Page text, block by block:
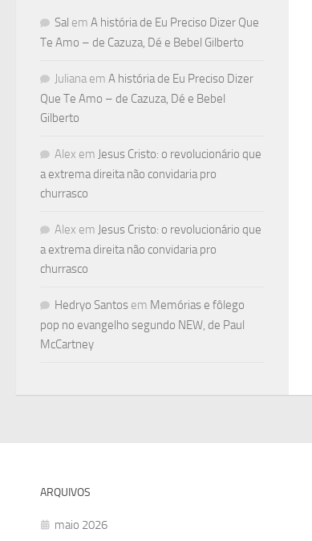
Sal em A história de Eu Preciso Dizer Que
Te Amo – de Cazuza, Dé e Bebel Gilberto
Juliana em A história de Eu Preciso Dizer
Que Te Amo – de Cazuza, Dé e Bebel
Gilberto
Alex em Jesus Cristo: o revolucionário que
a extrema direita não convidaria pro
churrasco
Alex em Jesus Cristo: o revolucionário que
a extrema direita não convidaria pro
churrasco
Hedryo Santos em Memórias e fôlego
pop no evangelho segundo NEW, de Paul
McCartney
ARQUIVOS
maio 2026